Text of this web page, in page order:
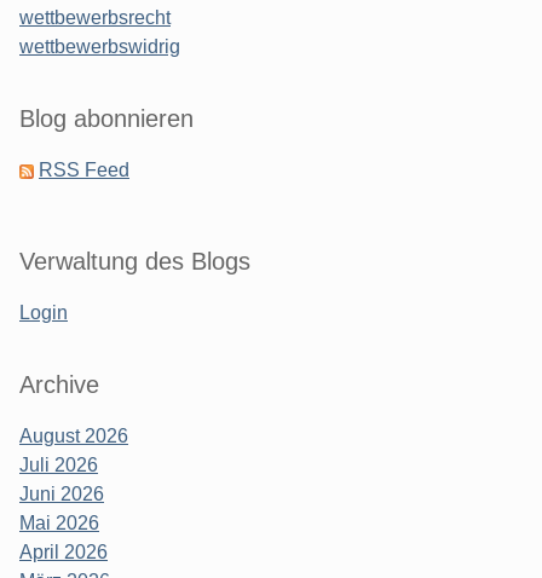
wettbewerbsrecht
wettbewerbswidrig
Blog abonnieren
RSS Feed
Verwaltung des Blogs
Login
Archive
August 2026
Juli 2026
Juni 2026
Mai 2026
April 2026